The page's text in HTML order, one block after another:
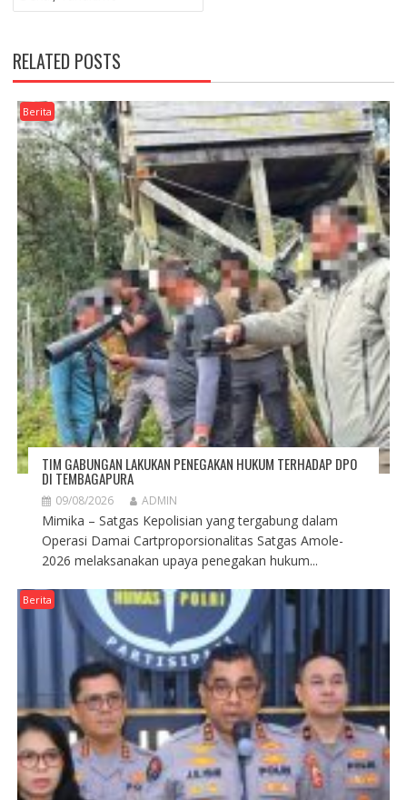
RELATED POSTS
Berita
TIM GABUNGAN LAKUKAN PENEGAKAN HUKUM TERHADAP DPO
DI TEMBAGAPURA
09/08/2026 ADMIN
Mimika – Satgas Kepolisian yang tergabung dalam
Operasi Damai Cartproporsionalitas Satgas Amole-
2026 melaksanakan upaya penegakan hukum...
Berita